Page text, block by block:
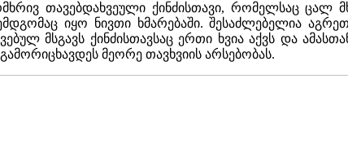
თავებდახვეული ქინძისთავი, რომელსაც ცალ
იყო ნივთი ხმარებაში. შესაძლებელია
მსგავს ქინძისთავსაც ერთი ხვია აქვს და
მეორე თავხვიის არსებობას.